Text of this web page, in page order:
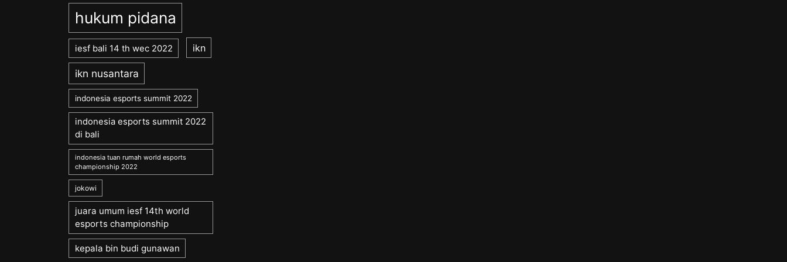
hukum pidana
iesf bali 14 th wec 2022 ikn
ikn nusantara
indonesia esports summit 2022
indonesia esports summit 2022
di bali
indonesia tuan rumah world esports
championship 2022
jokowi
juara umum iesf 14th world
esports championship
kepala bin budi gunawan